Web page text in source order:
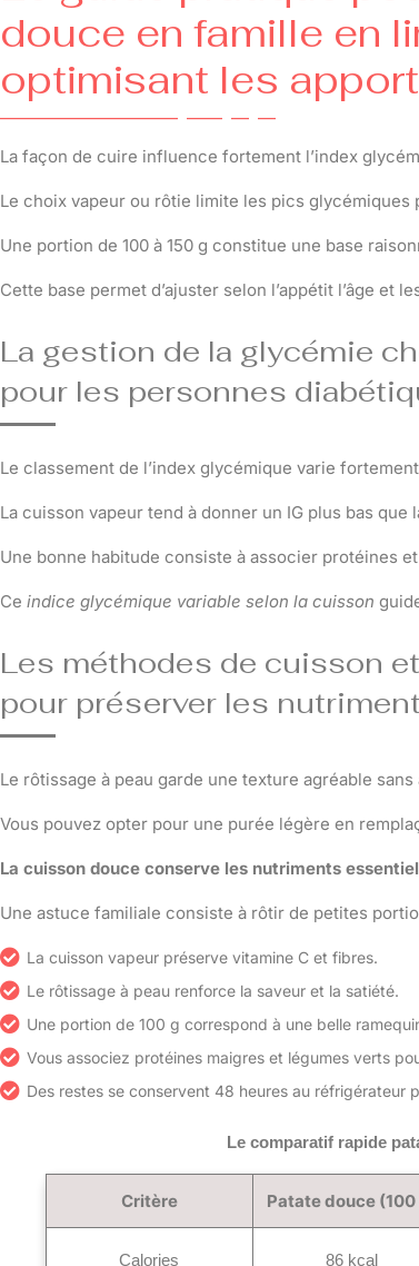
douce en famille en
optimisant les
La façon de cuire influence fortement l’index
Le choix vapeur ou rôtie limite les pics glycémiques
Une portion de 100 à 150 g constitue une base
Cette base permet d’ajuster selon l’appétit l’âge et
La gestion de la glycémie
pour les personnes
Le classement de l’index glycémique varie
La cuisson vapeur tend à donner un IG plus bas que
Une bonne habitude consiste à associer protéines
Ce indice glycémique variable selon la cuisson
Les méthodes de cuisson
pour préserver les
Le rôtissage à peau garde une texture agréable
Vous pouvez opter pour une purée légère en
La cuisson douce conserve les nutriments
Une astuce familiale consiste à rôtir de petites
La cuisson vapeur préserve vitamine C et fibres.
Le rôtissage à peau renforce la saveur et la satiété.
Une portion de 100 g correspond à une belle
Vous associez protéines maigres et légumes verts
Des restes se conservent 48 heures au réfrigérateur
Le comparatif rapide
Critère Patate douce (100
Calories 86 kcal